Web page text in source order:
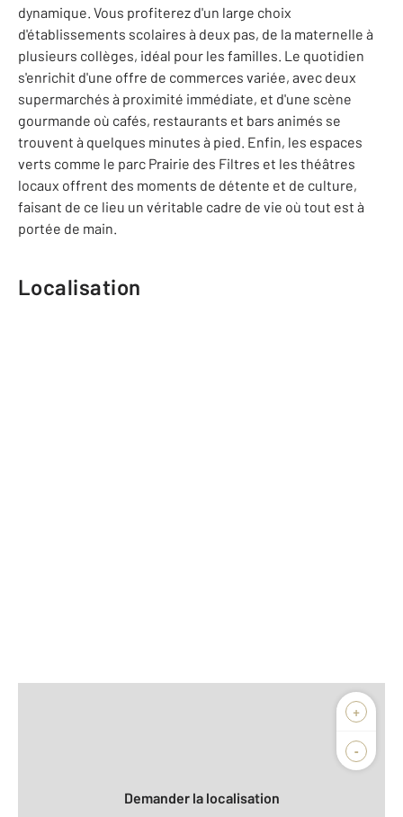
dynamique. Vous profiterez d'un large choix
d'établissements scolaires à deux pas, de la maternelle à
plusieurs collèges, idéal pour les familles. Le quotidien
s'enrichit d'une offre de commerces variée, avec deux
supermarchés à proximité immédiate, et d'une scène
gourmande où cafés, restaurants et bars animés se
trouvent à quelques minutes à pied. Enfin, les espaces
verts comme le parc Prairie des Filtres et les théâtres
locaux offrent des moments de détente et de culture,
faisant de ce lieu un véritable cadre de vie où tout est à
portée de main.
Localisation
+
-
Biens vendus
Demander la localisation